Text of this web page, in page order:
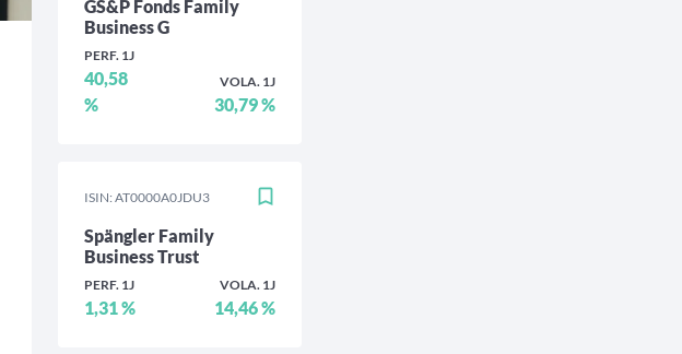
GS&P Fonds Family
Business G
PERF. 1J
40,58
%
VOLA. 1J
30,79 %
ISIN: AT0000A0JDU3
Spängler Family
Business Trust
PERF. 1J
1,31 %
VOLA. 1J
14,46 %